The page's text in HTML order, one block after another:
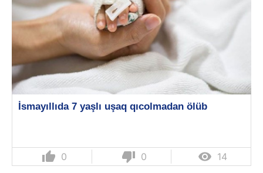
İsmayıllıda 7 yaşlı uşaq qıcolmadan ölüb
thumb_up 0 thumb_down 0  14